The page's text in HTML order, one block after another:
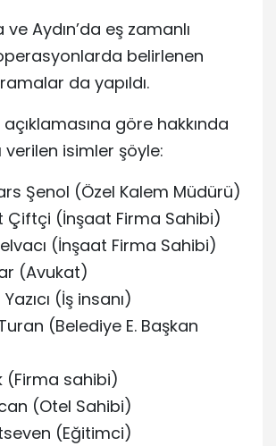
Aydın’da eş zamanlı
belirlenen
da yapıldı.
açıklamasına göre hakkında
verilen isimler şöyle:
Şenol (Özel Kalem Müdürü)
Çiftçi (İnşaat Firma Sahibi)
(İnşaat Firma Sahibi)
(Avukat)
(İş insanı)
(Belediye E. Başkan
(Firma sahibi)
(Otel Sahibi)
(Eğitimci)